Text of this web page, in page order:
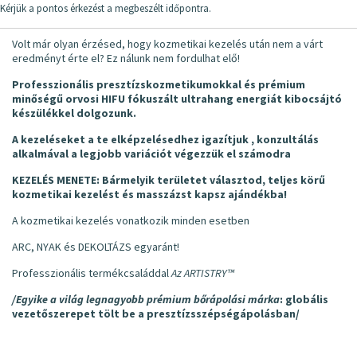
Kérjük a pontos érkezést a megbeszélt időpontra.
Volt már olyan érzésed, hogy kozmetikai kezelés után nem a várt
eredményt érte el? Ez nálunk nem fordulhat elő!
Professzionális presztízskozmetikumokkal és prémium
minőségű orvosi HIFU fókuszált ultrahang energiát kibocsájtó
készülékkel dolgozunk.
A kezeléseket a te elképzelésedhez igazítjuk , konzultálás
alkalmával a legjobb variációt végezzük el számodra
KEZELÉS MENETE: Bármelyik területet választod, teljes körű
kozmetikai kezelést és masszázst kapsz ajándékba!
A kozmetikai kezelés vonatkozik minden esetben
ARC, NYAK és DEKOLTÁZS egyaránt!
Professzionális termékcsaláddalAz ARTISTRY™
/Egyike a világ legnagyobb prémium bőrápolási márka: globális
vezetőszerepet tölt be a presztízsszépségápolásban/